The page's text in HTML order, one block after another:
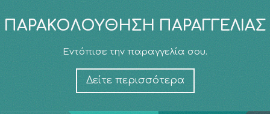
ΠΑΡΑΚΟΛΟΎΘΗΣΗ ΠΑΡΑΓΓΕΛΊΑΣ
Εντόπισε την παραγγελία σου.
Δείτε περισσότερα